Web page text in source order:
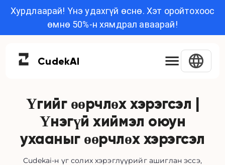
Хурдлаарай! Үнэ удахгүй өснө. Хэт оройтохоос
өмнө 50%-н хямдрал аваарай!
CudekAI
Үгийг өөрчлөх хэрэгсэл |
Үнэгүй хиймэл оюун
ухааныг өөрчлөх хэрэгсэл
Cudekai-н үг солих хэрэглүүрийг ашиглан эссэ,